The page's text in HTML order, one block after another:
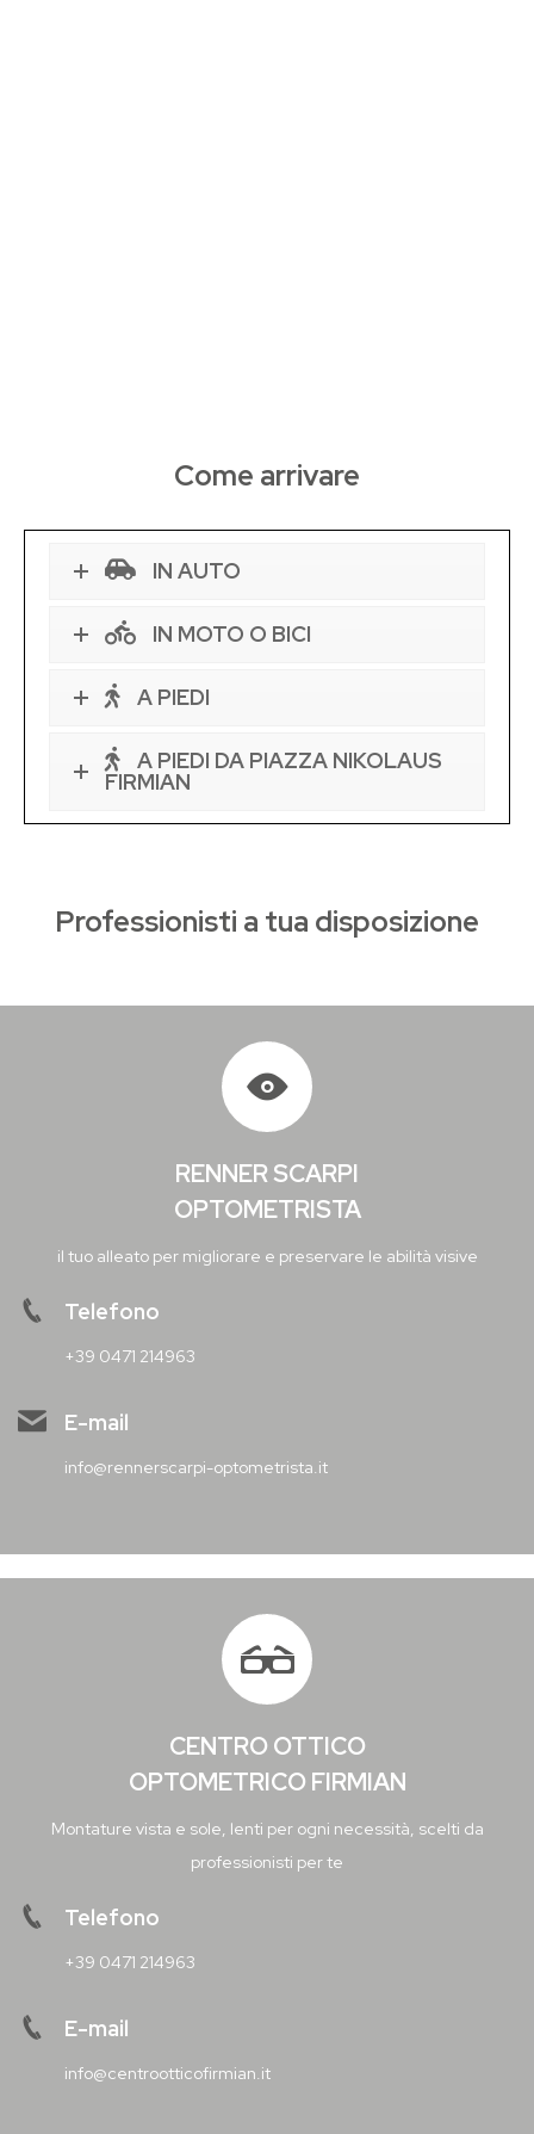
Come arrivare
IN AUTO
IN MOTO O BICI
A PIEDI
A PIEDI DA PIAZZA NIKOLAUS
FIRMIAN
Professionisti a tua disposizione
RENNER SCARPI
OPTOMETRISTA
il tuo alleato per migliorare e preservare le abilità visive
Telefono
+39 0471 214963
E-mail
info@rennerscarpi-optometrista.it
CENTRO OTTICO
OPTOMETRICO FIRMIAN
Montature vista e sole, lenti per ogni necessità, scelti da
professionisti per te
Telefono
+39 0471 214963
E-mail
info@centrootticofirmian.it